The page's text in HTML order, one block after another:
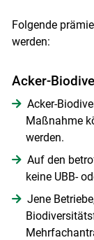
Folgende
werden:
Acker-
Acker-
Maßnahme
werden.
Auf den
keine UBB-
Jene